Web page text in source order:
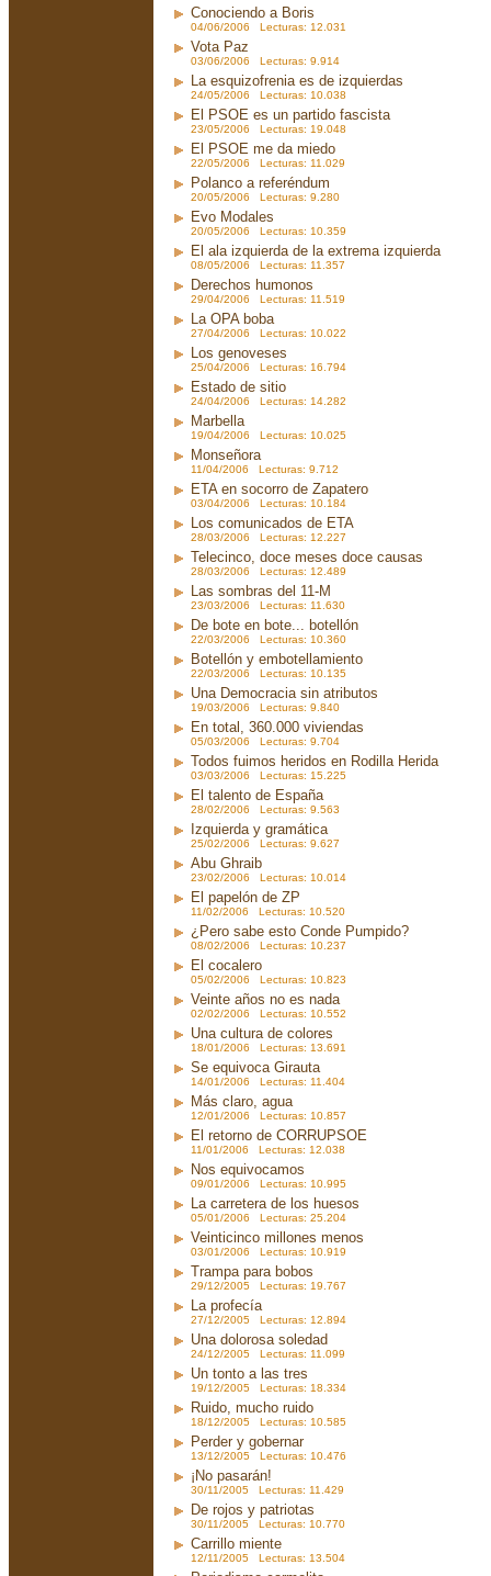
Conociendo a Boris
04/06/2006 Lecturas: 12.031
Vota Paz
03/06/2006 Lecturas: 9.914
La esquizofrenia es de izquierdas
24/05/2006 Lecturas: 10.038
El PSOE es un partido fascista
23/05/2006 Lecturas: 19.048
El PSOE me da miedo
22/05/2006 Lecturas: 11.029
Polanco a referéndum
20/05/2006 Lecturas: 9.280
Evo Modales
20/05/2006 Lecturas: 10.359
El ala izquierda de la extrema izquierda
08/05/2006 Lecturas: 11.357
Derechos humonos
29/04/2006 Lecturas: 11.519
La OPA boba
27/04/2006 Lecturas: 10.022
Los genoveses
25/04/2006 Lecturas: 16.794
Estado de sitio
24/04/2006 Lecturas: 14.282
Marbella
19/04/2006 Lecturas: 10.025
Monseñora
11/04/2006 Lecturas: 9.712
ETA en socorro de Zapatero
03/04/2006 Lecturas: 10.184
Los comunicados de ETA
28/03/2006 Lecturas: 12.227
Telecinco, doce meses doce causas
28/03/2006 Lecturas: 12.489
Las sombras del 11-M
23/03/2006 Lecturas: 11.630
De bote en bote... botellón
22/03/2006 Lecturas: 10.360
Botellón y embotellamiento
22/03/2006 Lecturas: 10.135
Una Democracia sin atributos
19/03/2006 Lecturas: 9.840
En total, 360.000 viviendas
05/03/2006 Lecturas: 9.704
Todos fuimos heridos en Rodilla Herida
03/03/2006 Lecturas: 15.225
El talento de España
28/02/2006 Lecturas: 9.563
Izquierda y gramática
25/02/2006 Lecturas: 9.627
Abu Ghraib
23/02/2006 Lecturas: 10.014
El papelón de ZP
11/02/2006 Lecturas: 10.520
¿Pero sabe esto Conde Pumpido?
08/02/2006 Lecturas: 10.237
El cocalero
05/02/2006 Lecturas: 10.823
Veinte años no es nada
02/02/2006 Lecturas: 10.552
Una cultura de colores
18/01/2006 Lecturas: 13.691
Se equivoca Girauta
14/01/2006 Lecturas: 11.404
Más claro, agua
12/01/2006 Lecturas: 10.857
El retorno de CORRUPSOE
11/01/2006 Lecturas: 12.038
Nos equivocamos
09/01/2006 Lecturas: 10.995
La carretera de los huesos
05/01/2006 Lecturas: 25.204
Veinticinco millones menos
03/01/2006 Lecturas: 10.919
Trampa para bobos
29/12/2005 Lecturas: 19.767
La profecía
27/12/2005 Lecturas: 12.894
Una dolorosa soledad
24/12/2005 Lecturas: 11.099
Un tonto a las tres
19/12/2005 Lecturas: 18.334
Ruido, mucho ruido
18/12/2005 Lecturas: 10.585
Perder y gobernar
13/12/2005 Lecturas: 10.476
¡No pasarán!
30/11/2005 Lecturas: 11.429
De rojos y patriotas
30/11/2005 Lecturas: 10.770
Carrillo miente
12/11/2005 Lecturas: 13.504